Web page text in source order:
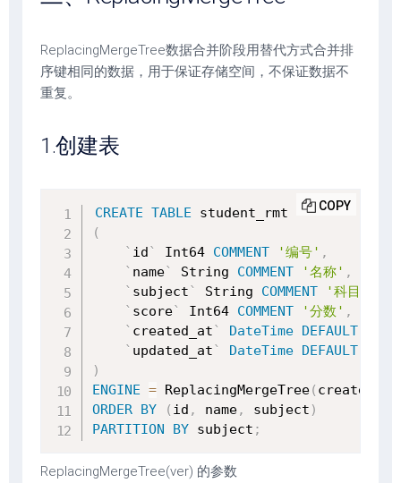
ReplacingMergeTree数据合并阶段用替代方式合并排
序键相同的数据，用于保证存储空间，不保证数据不
重复。
1.创建表
CREATE TABLE
(
` id` Int64 COMMENT '编号' ,
` name` String COMMENT '名称' ,
` subject` String COMMENT '科目'
` score` Int64 COMMENT '分数' ,
` created_at` DateTime DEFAULT
` updated_at` DateTime DEFAULT
)
ENGINE = ReplacingMergeTree( created_at
ORDER BY ( id , name, subject )
PARTITION
BY subject ;
COPY
ReplacingMergeTree(ver) 的参数